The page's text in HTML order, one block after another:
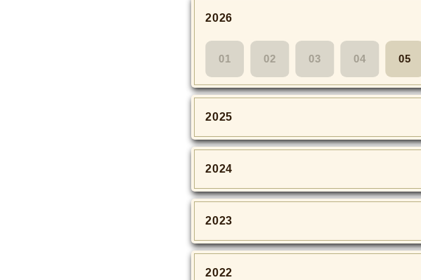
2026
01 02 03 04 05
2025
2024
2023
2022